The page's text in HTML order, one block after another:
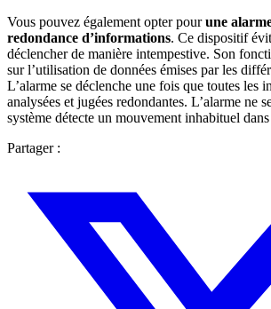
Vous pouvez également opter pourune
redondance d’informations. Ce dispositif
déclencher de manière intempestive. Son
sur l’utilisation de données émises par les
L’alarme se déclenche une fois que toutes les
analysées et jugées redondantes. L’alarme ne
système détecte un mouvement inhabituel
Partager :